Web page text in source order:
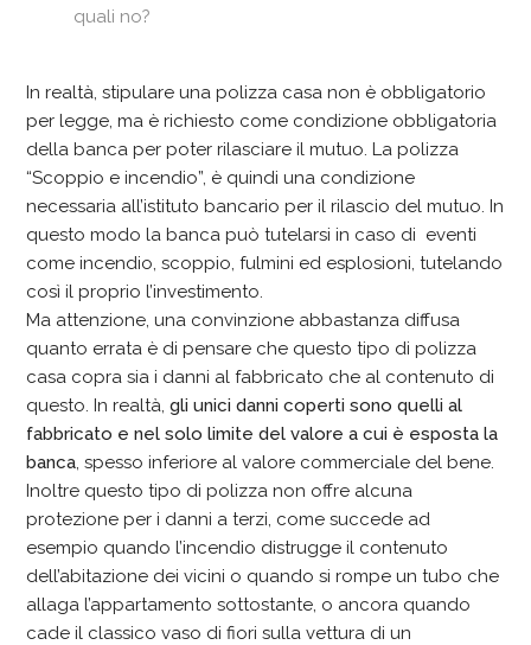
quali no?
In realtà, stipulare una polizza casa non è obbligatorio
per legge, ma è richiesto come condizione obbligatoria
della banca per poter rilasciare il mutuo. La polizza
“Scoppio e incendio”, è quindi una condizione
necessaria all’istituto bancario per il rilascio del mutuo. In
questo modo la banca può tutelarsi in caso di eventi
come incendio, scoppio, fulmini ed esplosioni, tutelando
così il proprio l’investimento.
Ma attenzione, una convinzione abbastanza diffusa
quanto errata è di pensare che questo tipo di polizza
casa copra sia i danni al fabbricato che al contenuto di
questo. In realtà,gli unici danni coperti sono quelli al
fabbricato e nel solo limite del valore a cui è esposta la
banca, spesso inferiore al valore commerciale del bene.
Inoltre questo tipo di polizza non offre alcuna
protezione per i danni a terzi, come succede ad
esempio quando l’incendio distrugge il contenuto
dell’abitazione dei vicini o quando si rompe un tubo che
allaga l’appartamento sottostante, o ancora quando
cade il classico vaso di fiori sulla vettura di un